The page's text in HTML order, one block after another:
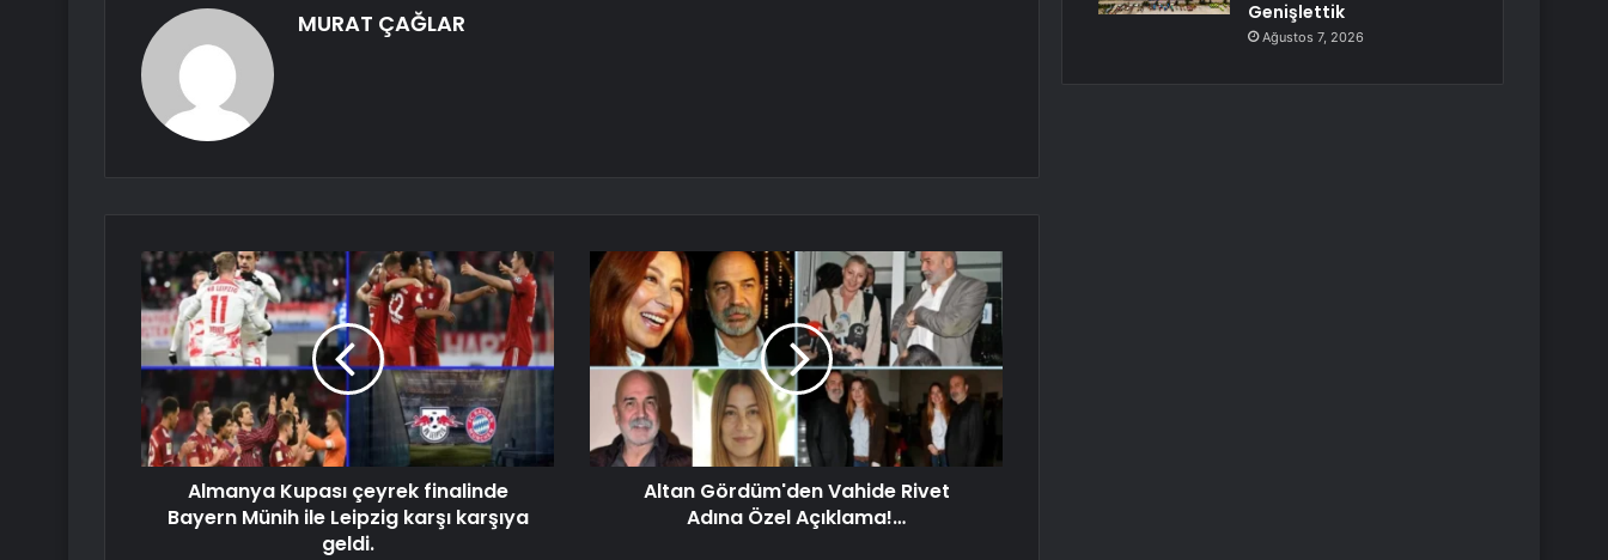
MURAT ÇAĞLAR
Almanya Kupası çeyrek finalinde
Bayern Münih ile Leipzig karşı karşıya
geldi.
Altan Gördüm'den Vahide Rivet
Adına Özel Açıklama!…
Genişlettik
Ağustos 7, 2026